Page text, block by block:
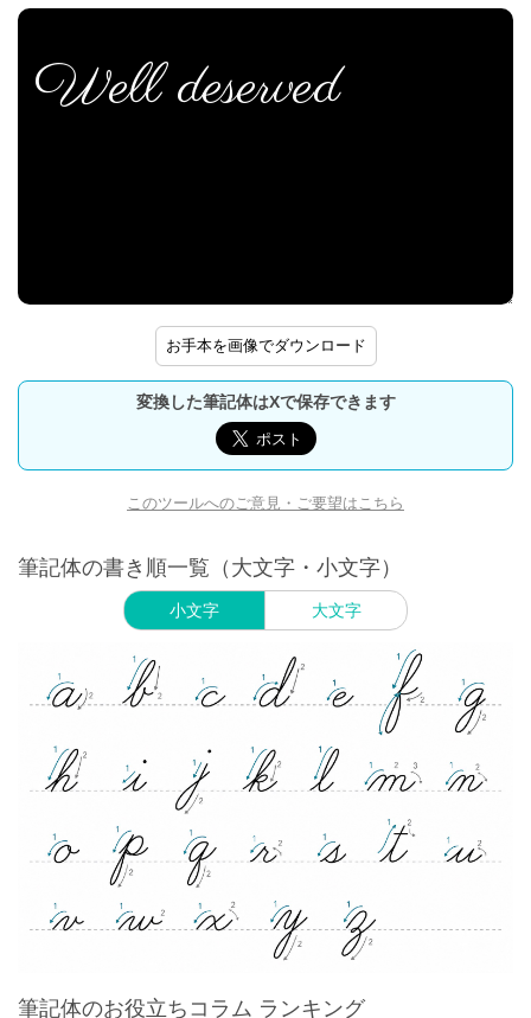
お手本を画像でダウンロード
変換した筆記体はXで保存できます
このツールへのご意見・ご要望はこちら
筆記体の書き順一覧（大文字・小文字）
小文字 大文字
筆記体のお役立ちコラム ランキング